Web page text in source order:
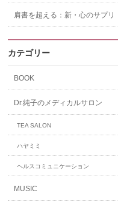
肩書を超える：新・心のサプリ
カテゴリー
BOOK
Dr.純子のメディカルサロン
TEA SALON
ハヤミミ
ヘルスコミュニケーション
MUSIC